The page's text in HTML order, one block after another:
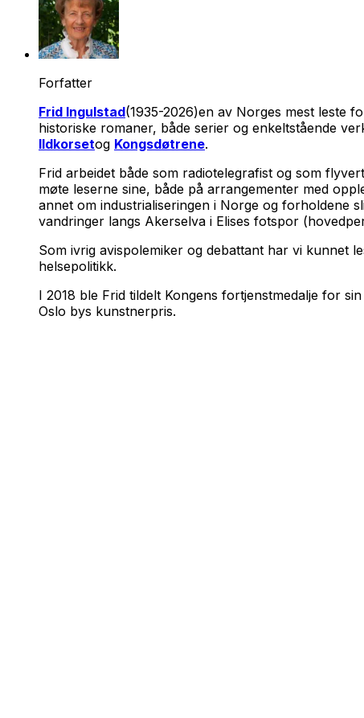
Forfatter
Frid Ingulstad(1935-2026)en av Norges mest leste
historiske romaner, både serier og enkeltstående
Ildkorsetog Kongsdøtrene.
Frid arbeidet både som radiotelegrafist og som
møte leserne sine, både på arrangementer med
annet om industrialiseringen i Norge og forholdene
vandringer langs Akerselva i Elises fotspor
Som ivrig avispolemiker og debattant har vi kunnet
helsepolitikk.
I 2018 ble Frid tildelt Kongens fortjenstmedalje for
Oslo bys kunstnerpris.